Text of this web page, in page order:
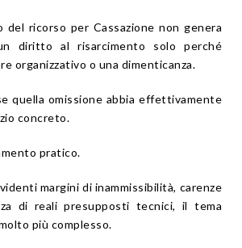
del ricorso per Cassazione non genera
diritto al risarcimento solo perché
organizzativo o una dimenticanza.
quella omissione abbia effettivamente
concreto.
pratico.
margini di inammissibilità, carenze
di reali presupposti tecnici, il tema
più complesso.